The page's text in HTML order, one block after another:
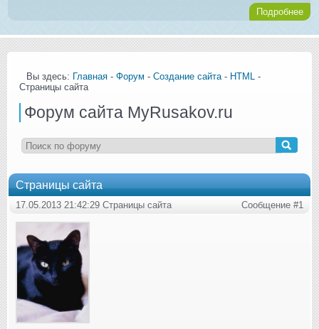
Подробнее
Вы здесь: Главная - Форум - Создание сайта - HTML -
Страницы сайта
Форум сайта MyRusakov.ru
Страницы сайта
17.05.2013 21:42:29 Страницы сайта Сообщение #1